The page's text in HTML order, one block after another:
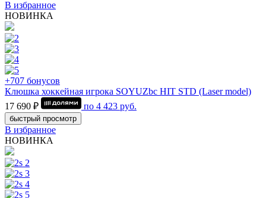
В избранное
НОВИНКА
+707 бонусов
Клюшка хоккейная игрока SOYUZbc HIT STD (Laser model)
17 690 ₽
по 4 423 руб.
быстрый просмотр
В избранное
НОВИНКА